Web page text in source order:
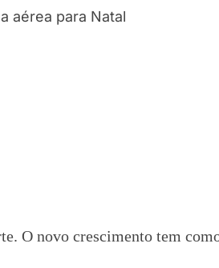
novo crescimento tem